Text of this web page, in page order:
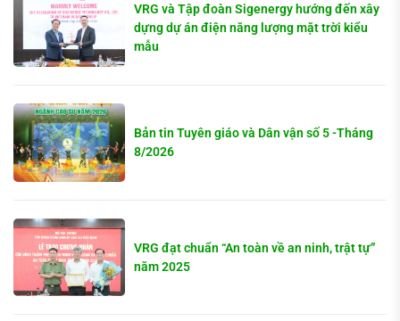
VRG và Tập đoàn Sigenergy hướng đến xây
dựng dự án điện năng lượng mặt trời kiểu
mẫu
Bản tin Tuyên giáo và Dân vận số 5 -Tháng
8/2026
VRG đạt chuẩn “An toàn về an ninh, trật tự”
năm 2025